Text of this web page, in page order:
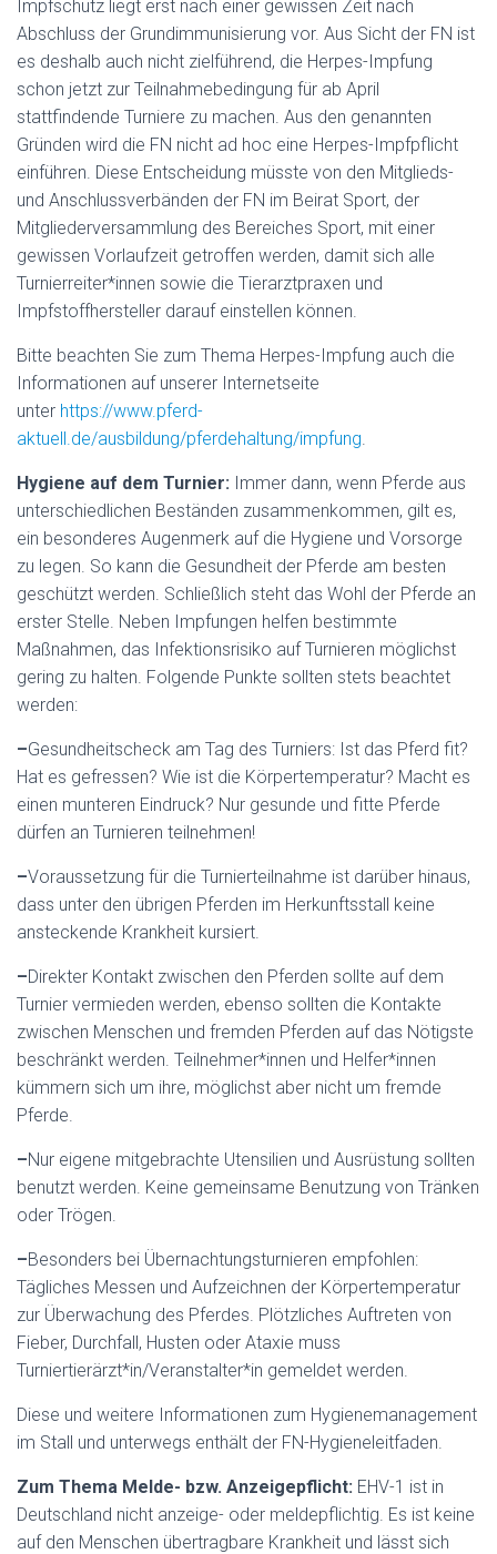
Impfschutz liegt erst nach einer gewissen Zeit nach
Abschluss der Grundimmunisierung vor. Aus Sicht der FN ist
es deshalb auch nicht zielführend, die Herpes-Impfung
schon jetzt zur Teilnahmebedingung für ab April
stattfindende Turniere zu machen. Aus den genannten
Gründen wird die FN nicht ad hoc eine Herpes-Impfpflicht
einführen. Diese Entscheidung müsste von den Mitglieds-
und Anschlussverbänden der FN im Beirat Sport, der
Mitgliederversammlung des Bereiches Sport, mit einer
gewissen Vorlaufzeit getroffen werden, damit sich alle
Turnierreiter*innen sowie die Tierarztpraxen und
Impfstoffhersteller darauf einstellen können.
Bitte beachten Sie zum Thema Herpes-Impfung auch die
Informationen auf unserer Internetseite
unter https://www.pferd-
aktuell.de/ausbildung/pferdehaltung/impfung.
Hygiene auf dem Turnier: Immer dann, wenn Pferde aus
unterschiedlichen Beständen zusammenkommen, gilt es,
ein besonderes Augenmerk auf die Hygiene und Vorsorge
zu legen. So kann die Gesundheit der Pferde am besten
geschützt werden. Schließlich steht das Wohl der Pferde an
erster Stelle. Neben Impfungen helfen bestimmte
Maßnahmen, das Infektionsrisiko auf Turnieren möglichst
gering zu halten. Folgende Punkte sollten stets beachtet
werden:
–Gesundheitscheck am Tag des Turniers: Ist das Pferd fit?
Hat es gefressen? Wie ist die Körpertemperatur? Macht es
einen munteren Eindruck? Nur gesunde und fitte Pferde
dürfen an Turnieren teilnehmen!
–Voraussetzung für die Turnierteilnahme ist darüber hinaus,
dass unter den übrigen Pferden im Herkunftsstall keine
ansteckende Krankheit kursiert.
–Direkter Kontakt zwischen den Pferden sollte auf dem
Turnier vermieden werden, ebenso sollten die Kontakte
zwischen Menschen und fremden Pferden auf das Nötigste
beschränkt werden. Teilnehmer*innen und Helfer*innen
kümmern sich um ihre, möglichst aber nicht um fremde
Pferde.
–Nur eigene mitgebrachte Utensilien und Ausrüstung sollten
benutzt werden. Keine gemeinsame Benutzung von Tränken
oder Trögen.
–Besonders bei Übernachtungsturnieren empfohlen:
Tägliches Messen und Aufzeichnen der Körpertemperatur
zur Überwachung des Pferdes. Plötzliches Auftreten von
Fieber, Durchfall, Husten oder Ataxie muss
Turniertierärzt*in/Veranstalter*in gemeldet werden.
Diese und weitere Informationen zum Hygienemanagement
im Stall und unterwegs enthält der FN-Hygieneleitfaden.
Zum Thema Melde- bzw. Anzeigepflicht: EHV-1 ist in
Deutschland nicht anzeige- oder meldepflichtig. Es ist keine
auf den Menschen übertragbare Krankheit und lässt sich